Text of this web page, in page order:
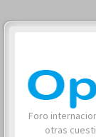
Foro
otras